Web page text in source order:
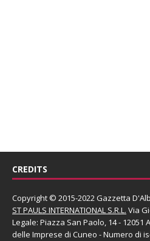
CREDITS
Copyright © 2015-2022 Gazzetta
ST PAULS INTERNATIONAL S.R.L. Via
Legale: Piazza San Paolo, 14 - 12051
delle Imprese di Cuneo - Numero di